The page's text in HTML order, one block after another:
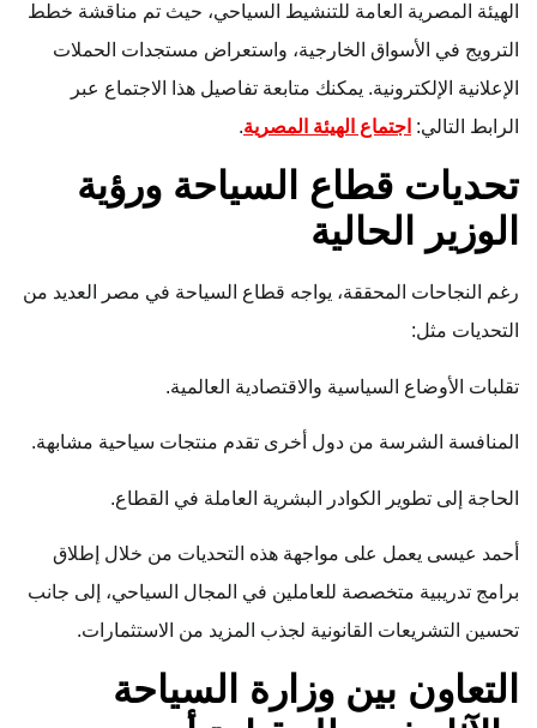
الهيئة المصرية العامة للتنشيط السياحي، حيث تم مناقشة خطط
الترويج في الأسواق الخارجية، واستعراض مستجدات الحملات
الإعلانية الإلكترونية. يمكنك متابعة تفاصيل هذا الاجتماع عبر
الرابط التالي: اجتماع الهيئة المصرية.
تحديات قطاع السياحة ورؤية
الوزير الحالية
رغم النجاحات المحققة، يواجه قطاع السياحة في مصر العديد من
التحديات مثل:
تقلبات الأوضاع السياسية والاقتصادية العالمية.
المنافسة الشرسة من دول أخرى تقدم منتجات سياحية مشابهة.
الحاجة إلى تطوير الكوادر البشرية العاملة في القطاع.
أحمد عيسى يعمل على مواجهة هذه التحديات من خلال إطلاق
برامج تدريبية متخصصة للعاملين في المجال السياحي، إلى جانب
تحسين التشريعات القانونية لجذب المزيد من الاستثمارات.
التعاون بين وزارة السياحة